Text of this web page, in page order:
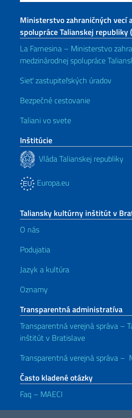
Ministerstvo zahraničných vecí
spolupráce Talianskej republiky
La Farnesina – Ministerstvo
medzinárodnej spolupráce
Sieť zastupiteľských úradov
Bezpečné cestovanie
Taliani vo svete
Inštitúcie
Vláda Talianskej republiky
Europa.eu
Taliansky kultúrny inštitút v
O nás
Podujatia
Jazyk a kultúra
Oznamy
Transparentná administratíva
Transparentná verejná správa –
inštitút v Bratislave
Transparentná verejná správa –
Často kladené otázky
Faq – MAECI